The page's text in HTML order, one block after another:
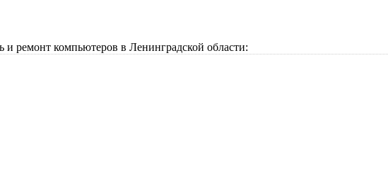
ремонт компьютеров в Ленинградской области: